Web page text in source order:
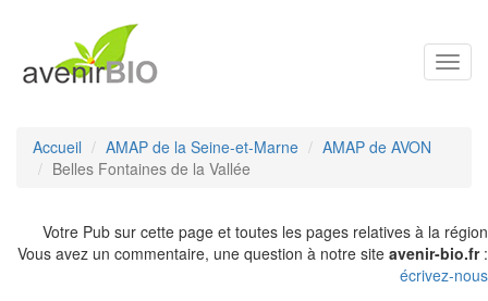
Accueil AMAP de la Seine-et-Marne
AMAP de AVON
Belles Fontaines de la Vallée
Votre Pub sur cette page et toutes les pages relatives à la région
Vous avez un commentaire, une question à notre site avenir-bio.fr:
écrivez-nous